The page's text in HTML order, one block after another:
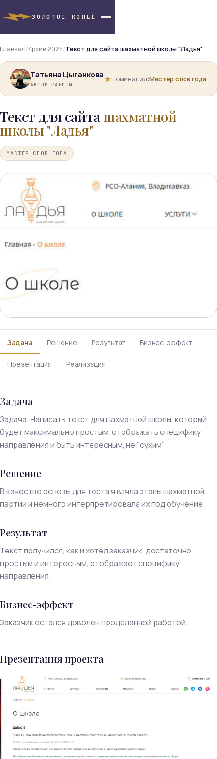
ЗОЛОТОЕ КОПЬЁ
Главная/Архив 2023/Текст для сайта шахматной школы "Ладья"
Татьяна Цыганкова
АВТОР РАБОТЫ
Номинация:Мастер слов года
Текст для сайташахматной
школы "Ладья"
МАСТЕР СЛОВ ГОДА
Задача Решение Результат Бизнес-эффект
Презентация Реализация
Задача
Задача: Написать текст для шахматной школы, который
будет максимально простым, отображать специфику
направления и быть интересным, не "сухим"
Решение
В качестве основы для теста я взяла этапы шахматной
партии и немного интерпретировала их под обучение.
Результат
Текст получился, как и хотел заказчик, достаточно
простым и интересным, отображает специфику
направления.
Бизнес-эффект
Заказчик остался доволен проделанной работой.
Презентация проекта